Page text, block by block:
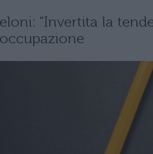
“Invertita la